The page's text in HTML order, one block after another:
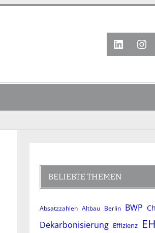
BELIEBTE THEMEN
Absatzzahlen Altbau Berlin BWP
Dekarbonisierung Effizienz